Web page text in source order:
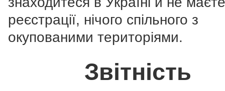
реєстрації, нічого спільного з
окупованими територіями.
Звітність